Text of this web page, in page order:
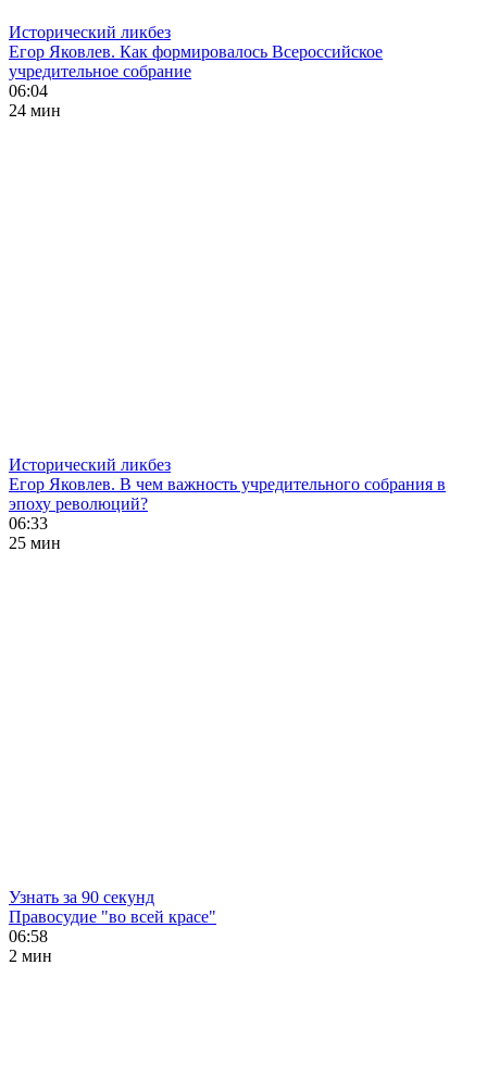
Исторический ликбез
Егор Яковлев. Как формировалось Всероссийское
учредительное собрание
06:04
24 мин
Исторический ликбез
Егор Яковлев. В чем важность учредительного собрания в
эпоху революций?
06:33
25 мин
Узнать за 90 секунд
Правосудие "во всей красе"
06:58
2 мин